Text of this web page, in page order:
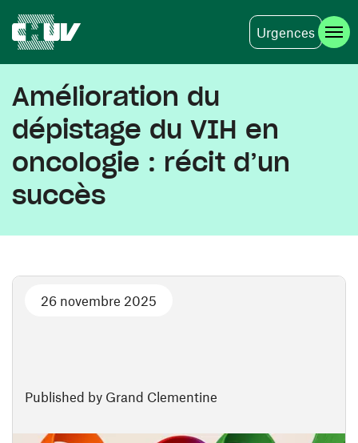
Urgences
Amélioration du
dépistage du VIH en
oncologie : récit d’un
succès
Published by Grand Clementine
26 novembre 2025